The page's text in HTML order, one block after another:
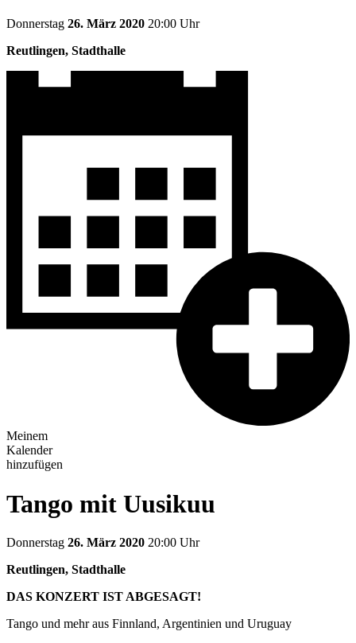
Donnerstag 26. März 2020 20:00 Uhr
Reutlingen, Stadthalle
Meinem
Kalender
hinzufügen
Tango mit Uusikuu
Donnerstag 26. März 2020 20:00 Uhr
Reutlingen, Stadthalle
DAS KONZERT IST ABGESAGT!
Tango und mehr aus Finnland, Argentinien und Uruguay